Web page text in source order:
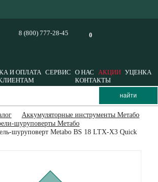
0
8 (800) 777-28-45
И ОПЛАТА СЕРВИС О НАС АКЦИИ УЦЕНКА
КОНТАКТЫ
Аккумуляторные инструменты Метабо
шуруповерты Метабо
шуруповерт Metabo BS 18 LTX-X3 Quick